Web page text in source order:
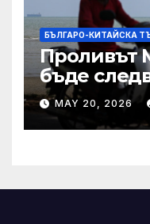
БЪЛГАРО-КИТАЙСКА
Проливът
бъде
Азия не
MAY 20, 2026